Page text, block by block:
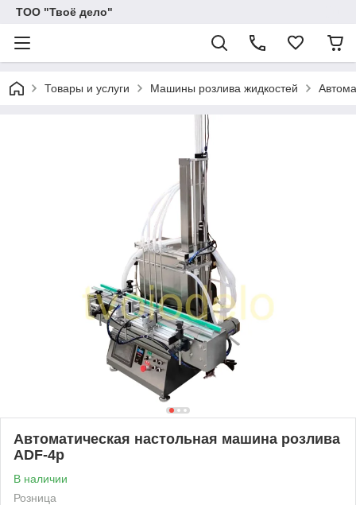
ТОО "Твоё дело"
Товары и услуги Машины розлива жидкостей
Автоматическая настольная машина розлива
ADF-4p
В наличии
Розница